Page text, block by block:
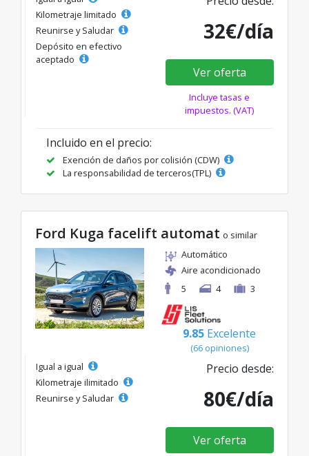
Kilometraje limitado
Reunirse y Saludar
Depósito en efectivo
aceptado
32€/día
Ver oferta
Incluye tasas e
impuestos. (VAT)
Incluido en el precio:
Exención de daños por colisión (CDW)
La responsabilidad de terceros(TPL)
Ford Kuga facelift automat o similar
Automático
Aire acondicionado
5
4 3
9.85 Excelente
(66 opiniones)
Igual a igual
Kilometraje ilimitado
Reunirse y Saludar
Precio desde:
80€/día
Ver oferta